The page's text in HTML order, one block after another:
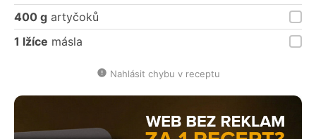
400 g artyčoků
1 lžíce másla
Nahlásit chybu v receptu